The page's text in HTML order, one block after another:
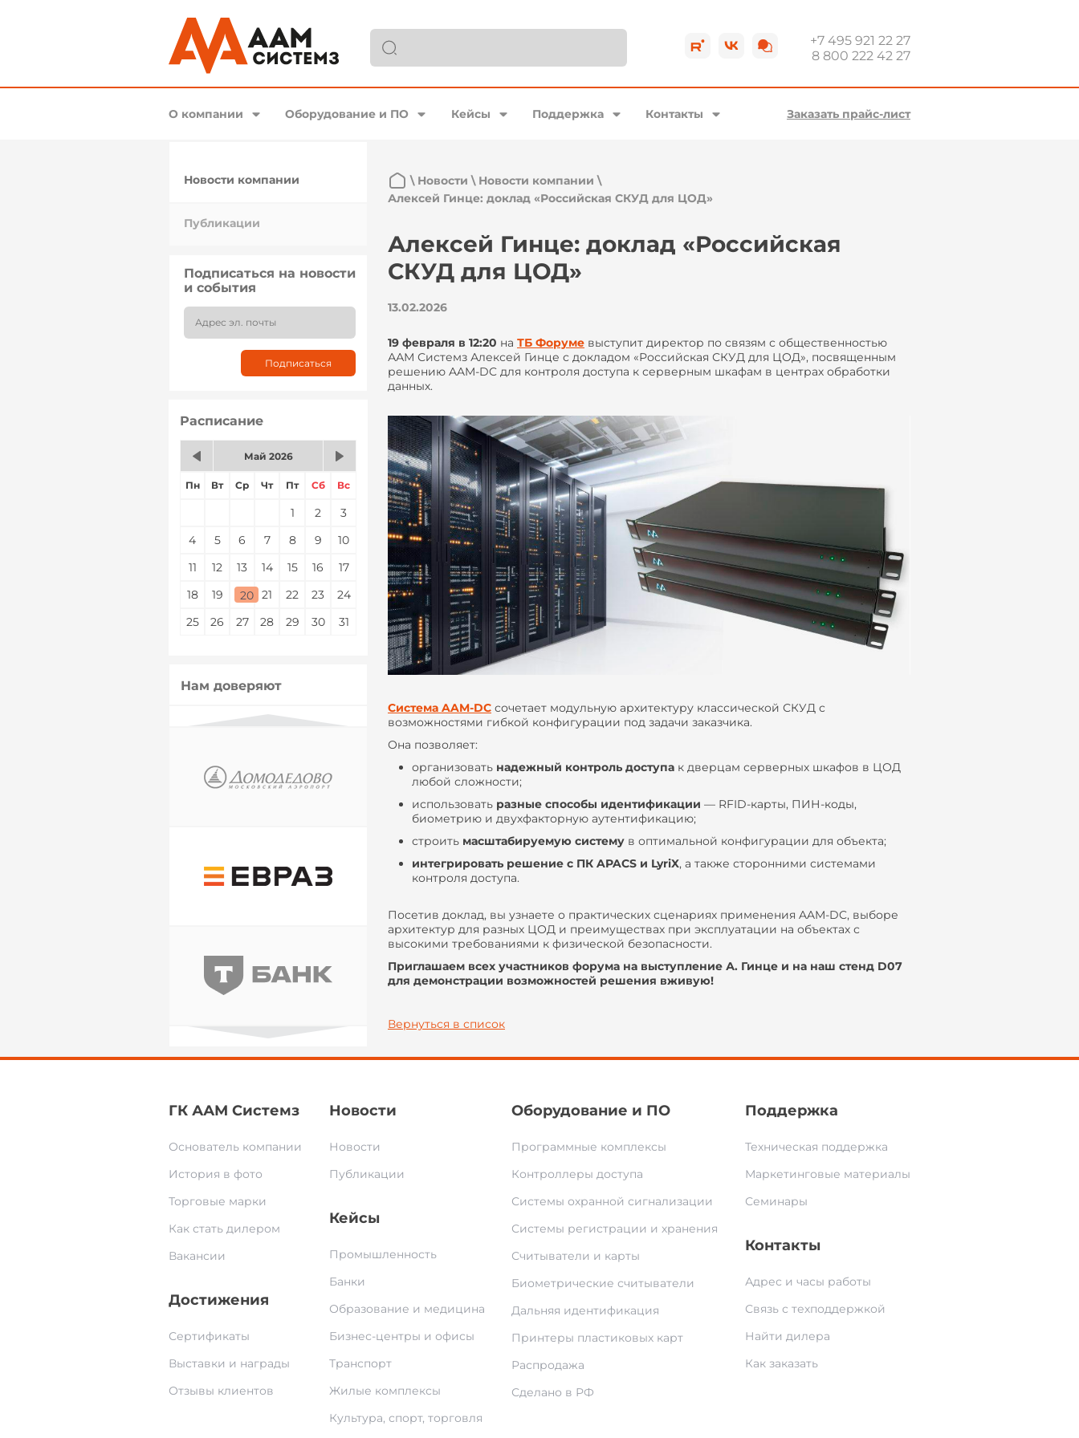
+7 495 921 22 27
8 800 222 42 27
О компании Оборудование и ПО Кейсы Поддержка Контакты Заказать прайс-лист
Новости компании
Публикации
Подписаться на новости
и события
Расписание
Май 2026
Пн Вт Ср Чт Пт Сб Вс
1 2
3
4
5 6 7 8 9
10
11
12 13 14 15 16
17
18
19 20
20 21 22 23
24
25
26 27 28 29 30 31
Нам доверяют
\ Новости \ Новости компании \
Алексей Гинце: доклад «Российская СКУД для ЦОД»
Алексей Гинце: доклад «Российская
СКУД для ЦОД»
13.02.2026
19 февраля в 12:20 на ТБ Форуме выступит директор по связям с общественностью
ААМ Системз Алексей Гинце с докладом «Российская СКУД для ЦОД», посвященным
решению AAM-DC для контроля доступа к серверным шкафам в центрах обработки
данных.
Система AAM-DC сочетает модульную архитектуру классической СКУД с
возможностями гибкой конфигурации под задачи заказчика.
Она позволяет:
организовать надежный контроль доступа к дверцам серверных шкафов в ЦОД
любой сложности;
использовать разные способы идентификации — RFID-карты, ПИН-коды,
биометрию и двухфакторную аутентификацию;
строить масштабируемую систему в оптимальной конфигурации для объекта;
интегрировать решение с ПК APACS и LyriX, а также сторонними системами
контроля доступа.
Посетив доклад, вы узнаете о практических сценариях применения AAM-DC, выборе
архитектур для разных ЦОД и преимуществах при эксплуатации на объектах с
высокими требованиями к физической безопасности.
Приглашаем всех участников форума на выступление А. Гинце и на наш стенд D07
для демонстрации возможностей решения вживую!
Вернуться в список
ГК ААМ Системз
Основатель компании
История в фото
Торговые марки
Как стать дилером
Вакансии
Достижения
Сертификаты
Выставки и награды
Отзывы клиентов
Новости
Новости
Публикации
Кейсы
Промышленность
Банки
Образование и медицина
Бизнес-центры и офисы
Транспорт
Жилые комплексы
Культура, спорт, торговля
Оборудование и ПО
Программные комплексы
Контроллеры доступа
Системы охранной сигнализации
Системы регистрации и хранения
Считыватели и карты
Биометрические считыватели
Дальняя идентификация
Принтеры пластиковых карт
Распродажа
Сделано в РФ
Поддержка
Техническая поддержка
Маркетинговые материалы
Семинары
Контакты
Адрес и часы работы
Связь с техподдержкой
Найти дилера
Как заказать